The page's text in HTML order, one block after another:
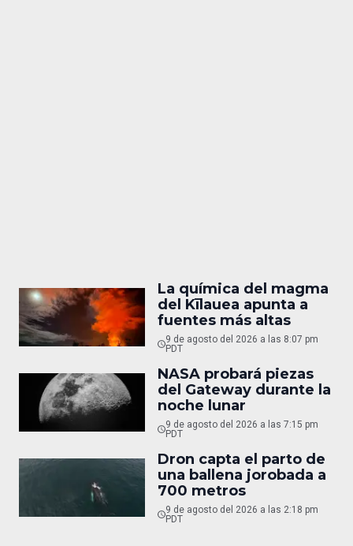
La química del magma
del Kīlauea apunta a
fuentes más altas
9 de agosto del 2026 a las 8:07 pm
PDT
NASA probará piezas
del Gateway durante la
noche lunar
9 de agosto del 2026 a las 7:15 pm
PDT
Dron capta el parto de
una ballena jorobada a
700 metros
9 de agosto del 2026 a las 2:18 pm
PDT